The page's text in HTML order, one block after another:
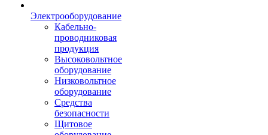
Электрооборудование
Кабельно-
проводниковая
продукция
Высоковольтное
оборудование
Низковольтное
оборудование
Средства
безопасности
Щитовое